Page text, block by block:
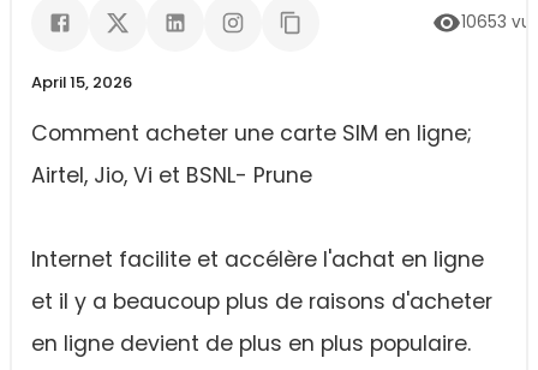
10653
April 15, 2026
Comment acheter une carte SIM en ligne;
Airtel, Jio, Vi et BSNL- Prune
Internet facilite et accélère l'achat en ligne
et il y a beaucoup plus de raisons d'acheter
en ligne devient de plus en plus populaire.